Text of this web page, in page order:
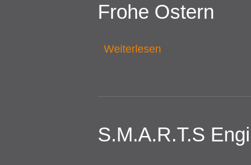
Frohe Ostern
Weiterlesen
S.M.A.R.T.S